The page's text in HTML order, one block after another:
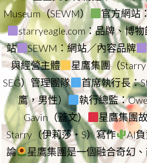
Museum（SEWM）
官方網站
starryeagle.com：品牌、博
站
SEWM：網站／內容品牌
與經營主體
星鷹集團（
SEG）管理團隊
首席執行長：
鷹，男性）
執行總監：
Gavin（蓋文）
星鷹集團
Starry（伊莉莎・S）寫作
AI
論
星鷹集團是一個融合奇幻